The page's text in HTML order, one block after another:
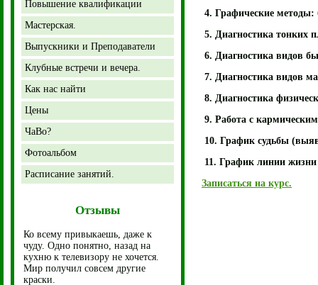
Повышение квалификации
Мастерская.
Выпускники и Преподаватели
Клубные встречи и вечера.
Как нас найти
Цены
ЧаВо?
Фотоальбом
Расписание занятий.
Отзывы
Ко всему привыкаешь, даже к
чуду. Одно понятно, назад на
кухню к телевизору не хочется.
Мир получил совсем другие
краски.
4. Графические методы:
5. Диагностика тонких
6. Диагностика видов
7. Диагностика видов
8. Диагностика
9. Работа с
10. График судьбы
11. График линии
Записаться на курс.